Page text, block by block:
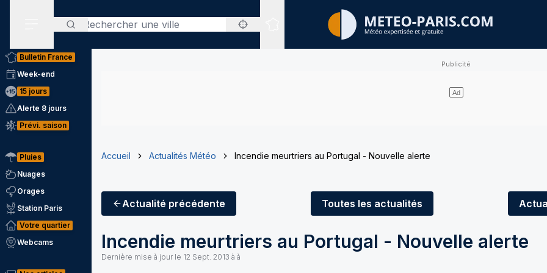
Rechercher
Sites expertisés
Bulletin France
Week-end
15 jours
Alerte 8 jours
Prévi. saison
Pluies
Nuages
Orages
Station Paris
Votre quartier
Webcams
Accueil Actualités Météo Incendie meurtriers au Portugal - Nouvelle alerte
Actualité précédente Toutes les actualités
Incendie meurtriers au Portugal - Nouvelle alerte
Dernière mise à jour le 12 Sept. 2013 à à